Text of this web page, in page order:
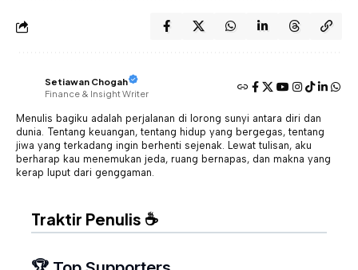
Setiawan Chogah
Finance & Insight Writer
Menulis bagiku adalah perjalanan di lorong sunyi antara diri dan
dunia. Tentang keuangan, tentang hidup yang bergegas, tentang
jiwa yang terkadang ingin berhenti sejenak. Lewat tulisan, aku
berharap kau menemukan jeda, ruang bernapas, dan makna yang
kerap luput dari genggaman.
Traktir Penulis ☕